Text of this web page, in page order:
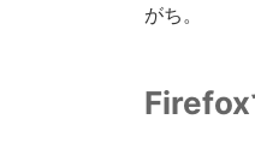
がち。